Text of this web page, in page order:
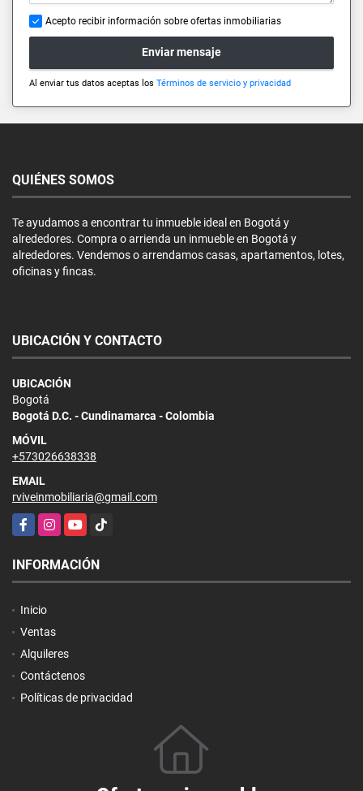
Acepto recibir información sobre ofertas inmobiliarias
Enviar mensaje
Al enviar tus datos aceptas los Términos de servicio y privacidad
QUIÉNES SOMOS
Te ayudamos a encontrar tu inmueble ideal en Bogotá y
alrededores. Compra o arrienda un inmueble en Bogotá y
alrededores. Vendemos o arrendamos casas, apartamentos, lotes,
oficinas y fincas.
UBICACIÓN Y CONTACTO
UBICACIÓN
Bogotá
Bogotá D.C. - Cundinamarca - Colombia
MÓVIL
+573026638338
EMAIL
rviveinmobiliaria@gmail.com
FacebookInstagramYouTubeTikTok
INFORMACIÓN
Inicio
Ventas
Alquileres
Contáctenos
Políticas de privacidad